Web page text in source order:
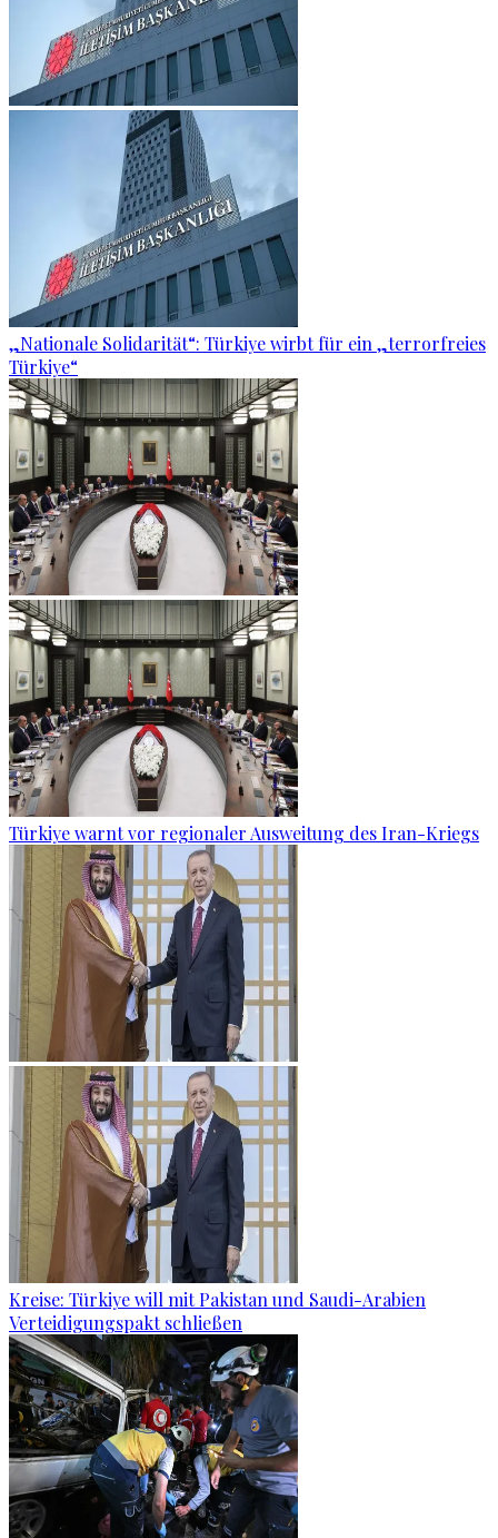
„Nationale Solidarität“: Türkiye wirbt für ein „terrorfreies
Türkiye“
Türkiye warnt vor regionaler Ausweitung des Iran-Kriegs
Kreise: Türkiye will mit Pakistan und Saudi-Arabien
Verteidigungspakt schließen